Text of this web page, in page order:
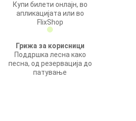
Купи билети онлајн, во
апликацијата или во
FlixShop
Грижа за корисници
Поддршка лесна како
песна, од резервација до
патување